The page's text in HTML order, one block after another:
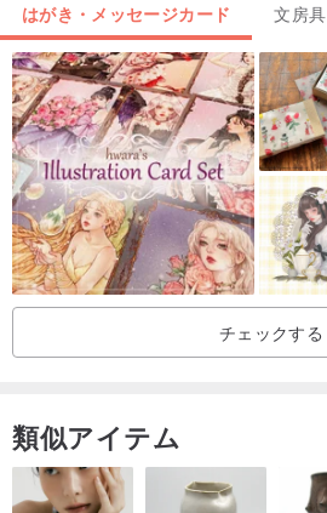
はがき・メッセージカード 文房具
チェックする
類似アイテム